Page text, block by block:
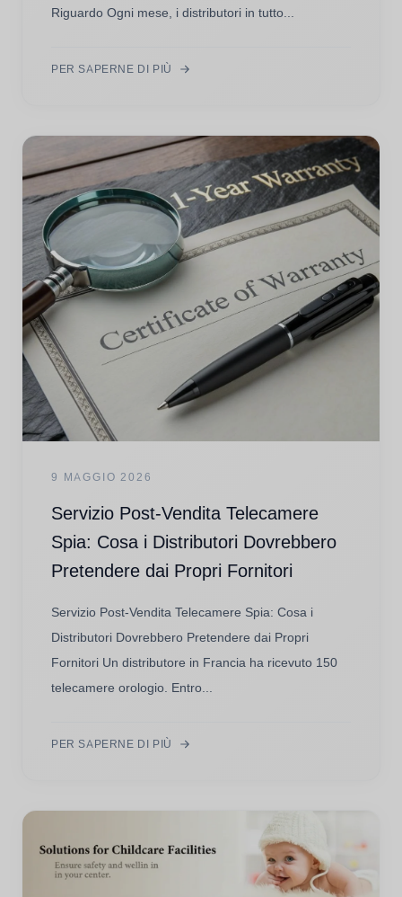
Riguardo Ogni mese, i distributori in tutto...
PER SAPERNE DI PIÙ
9 MAGGIO 2026
Servizio Post-Vendita Telecamere
Spia: Cosa i Distributori Dovrebbero
Pretendere dai Propri Fornitori
Servizio Post-Vendita Telecamere Spia: Cosa i
Distributori Dovrebbero Pretendere dai Propri
Fornitori Un distributore in Francia ha ricevuto 150
telecamere orologio. Entro...
PER SAPERNE DI PIÙ